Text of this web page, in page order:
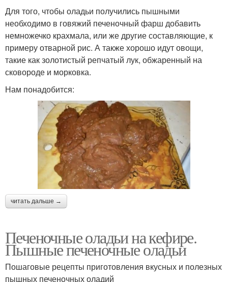
Для того, чтобы оладьи получились пышными
необходимо в говяжий печеночный фарш добавить
немножечко крахмала, или же другие составляющие, к
примеру отварной рис. А также хорошо идут овощи,
такие как золотистый репчатый лук, обжаренный на
сковороде и морковка.
Нам понадобится:
читать дальше →
Печеночные оладьи на кефире.
Пышные печеночные оладьи
Пошаговые рецепты приготовления вкусных и полезных
пышных печеночных оладий